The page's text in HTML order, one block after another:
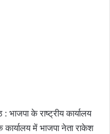
भाजपा के राष्ट्रीय कार्यालय
कार्यालय में भाजपा नेता राकेश